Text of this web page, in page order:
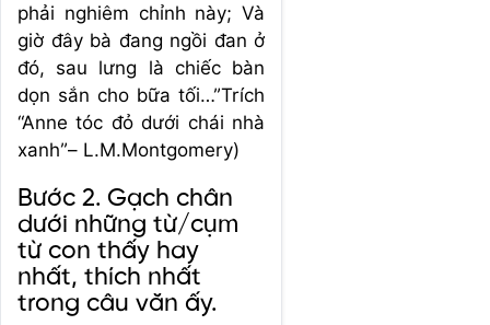
phải nghiêm chỉnh này; Và
giờ đây bà đang ngồi đan ở
đó, sau lưng là chiếc bàn
dọn sắn cho bữa tối…”Trích
“Anne tóc đỏ dưới chái nhà
xanh”– L.M.Montgomery)
Bước 2. Gạch chân
dưới những từ/cụm
từ con thấy hay
nhất, thích nhất
trong câu văn ấy.